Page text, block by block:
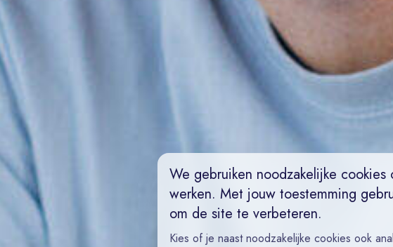
We gebruiken noodzakelijke
werken. Met jouw toestemming
om de site te verbeteren.
Kies of je naast noodzakelijke cookies ook